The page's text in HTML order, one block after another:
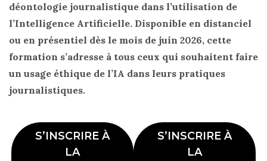
déontologie journalistique dans l’utilisation de
l’Intelligence Artificielle. Disponible en distanciel
ou en présentiel dès le mois de juin 2026, cette
formation s’adresse à tous ceux qui souhaitent faire
un usage éthique de l’IA dans leurs pratiques
journalistiques.
S’INSCRIRE À
LA
S’INSCRIRE À
LA